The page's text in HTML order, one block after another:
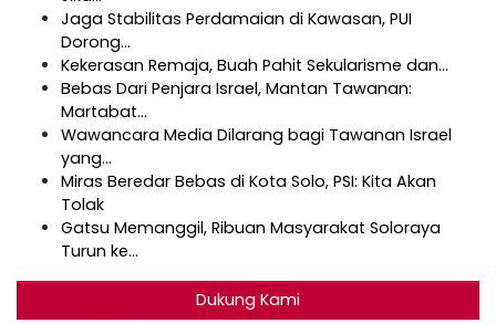
Jaga Stabilitas Perdamaian di Kawasan, PUI
Dorong…
Kekerasan Remaja, Buah Pahit Sekularisme dan…
Bebas Dari Penjara Israel, Mantan Tawanan:
Martabat…
Wawancara Media Dilarang bagi Tawanan Israel
yang…
Miras Beredar Bebas di Kota Solo, PSI: Kita Akan
Tolak
Gatsu Memanggil, Ribuan Masyarakat Soloraya
Turun ke…
Dukung Kami